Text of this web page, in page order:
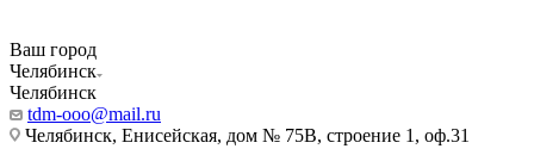
Ваш город
Челябинск
Челябинск
tdm-ooo@mail.ru
Челябинск, Енисейская, дом № 75В, строение 1, оф.31